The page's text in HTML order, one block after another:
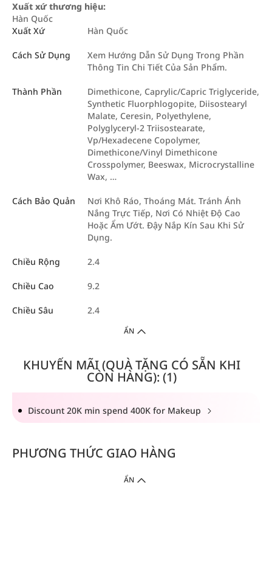
Xuất xứ thương hiệu:
Hàn Quốc
Xuất Xứ
Hàn Quốc
Cách Sử Dụng
Xem Hướng Dẫn Sử Dụng Trong Phần
Thông Tin Chi Tiết Của Sản Phẩm.
Thành Phần
Dimethicone, Caprylic/Capric Triglyceride,
Synthetic Fluorphlogopite, Diisostearyl
Malate, Ceresin, Polyethylene,
Polyglyceryl-2 Triisostearate,
Vp/Hexadecene Copolymer,
Dimethicone/Vinyl Dimethicone
Crosspolymer, Beeswax, Microcrystalline
Wax, …
Cách Bảo Quản
Nơi Khô Ráo, Thoáng Mát. Tránh Ánh
Nắng Trực Tiếp, Nơi Có Nhiệt Độ Cao
Hoặc Ẩm Ướt. Đậy Nắp Kín Sau Khi Sử
Dụng.
Chiều Rộng 2.4
Chiều Cao 9.2
Chiều Sâu 2.4
ẨN
KHUYẾN MÃI (QUÀ TẶNG CÓ SẴN KHI
CÒN HÀNG): (1)
Discount 20K min spend 400K for Makeup
PHƯƠNG THỨC GIAO HÀNG
ẨN